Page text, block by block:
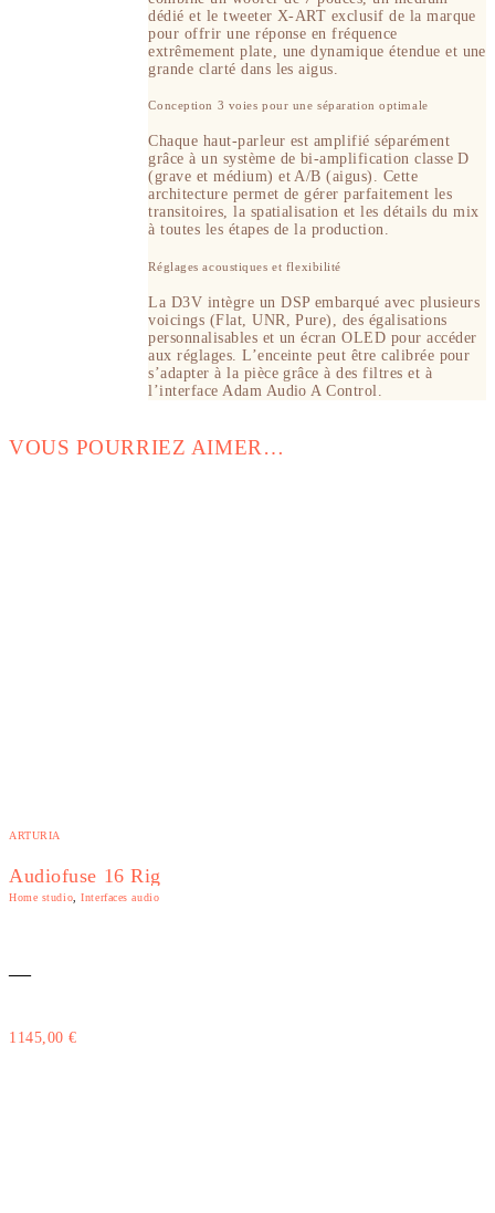
dédié et le tweeter X-ART exclusif de la marque
pour offrir une réponse en fréquence
extrêmement plate, une dynamique étendue et une
grande clarté dans les aigus.
Conception 3 voies pour une séparation optimale
Chaque haut-parleur est amplifié séparément
grâce à un système de bi-amplification classe D
(grave et médium) et A/B (aigus). Cette
architecture permet de gérer parfaitement les
transitoires, la spatialisation et les détails du mix
à toutes les étapes de la production.
Réglages acoustiques et flexibilité
La D3V intègre un DSP embarqué avec plusieurs
voicings (Flat, UNR, Pure), des égalisations
personnalisables et un écran OLED pour accéder
aux réglages. L’enceinte peut être calibrée pour
s’adapter à la pièce grâce à des filtres et à
l’interface Adam Audio A Control.
VOUS POURRIEZ AIMER…
ARTURIA
Audiofuse 16 Rig
Home studio,Interfaces audio
—
1145,00€